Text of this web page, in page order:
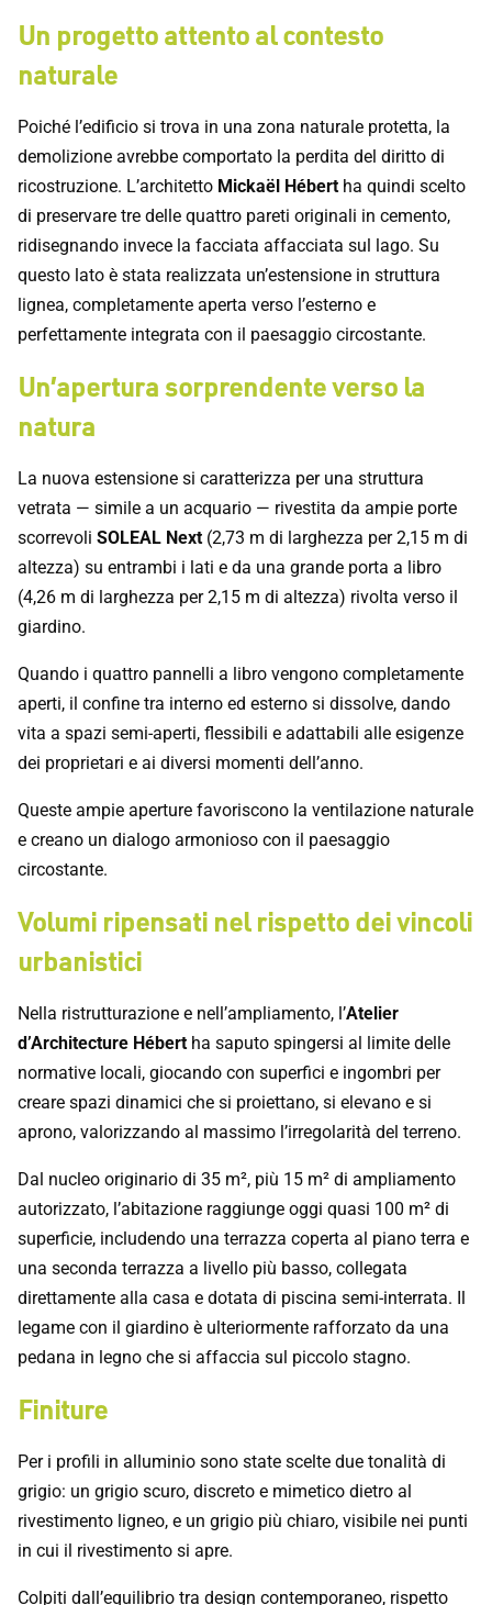
Un progetto attento al contesto
naturale
Poiché l’edificio si trova in una zona naturale protetta, la
demolizione avrebbe comportato la perdita del diritto di
ricostruzione. L’architetto Mickaël Hébertha quindi scelto
di preservare tre delle quattro pareti originali in cemento,
ridisegnando invece la facciata affacciata sul lago. Su
questo lato è stata realizzata un’estensione in struttura
lignea, completamente aperta verso l’esterno e
perfettamente integrata con il paesaggio circostante.
Un’apertura sorprendente verso la
natura
La nuova estensione si caratterizza per una struttura
vetrata — simile a un acquario — rivestita da ampie porte
scorrevoli SOLEAL Next(2,73 m di larghezza per 2,15 m di
altezza) su entrambi i lati e da una grande porta a libro
(4,26 m di larghezza per 2,15 m di altezza) rivolta verso il
giardino.
Quando i quattro pannelli a libro vengono completamente
aperti, il confine tra interno ed esterno si dissolve, dando
vita a spazi semi-aperti, flessibili e adattabili alle esigenze
dei proprietari e ai diversi momenti dell’anno.
Queste ampie aperture favoriscono la ventilazione naturale
e creano un dialogo armonioso con il paesaggio
circostante.
Volumi ripensati nel rispetto dei vincoli
urbanistici
Nella ristrutturazione e nell’ampliamento, l’Atelier
d’Architecture Hébertha saputo spingersi al limite delle
normative locali, giocando con superfici e ingombri per
creare spazi dinamici che si proiettano, si elevano e si
aprono, valorizzando al massimo l’irregolarità del terreno.
Dal nucleo originario di 35 m², più 15 m² di ampliamento
autorizzato, l’abitazione raggiunge oggi quasi 100 m² di
superficie, includendo una terrazza coperta al piano terra e
una seconda terrazza a livello più basso, collegata
direttamente alla casa e dotata di piscina semi-interrata. Il
legame con il giardino è ulteriormente rafforzato da una
pedana in legno che si affaccia sul piccolo stagno.
Finiture
Per i profili in alluminio sono state scelte due tonalità di
grigio: un grigio scuro, discreto e mimetico dietro al
rivestimento ligneo, e un grigio più chiaro, visibile nei punti
in cui il rivestimento si apre.
Colpiti dall’equilibrio tra design contemporaneo, rispetto